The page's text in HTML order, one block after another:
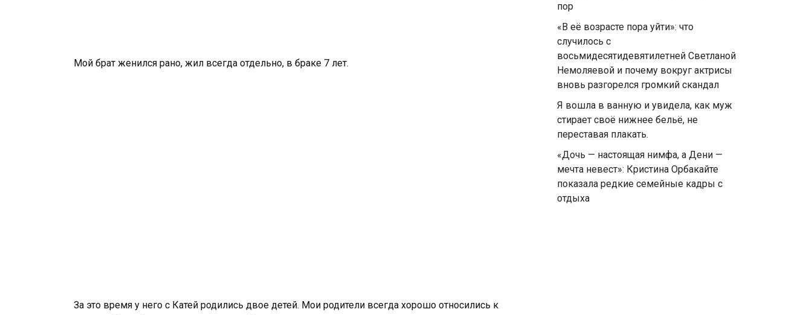
Мой брат женился рано, жил всегда отдельно, в браке 7 лет.
За это время у него с Катей родились двое детей. Мои родители всегда хорошо относились к
пор
«В её возрасте пора уйти»: что
случилось с
восьмидесятидевятилетней Светланой
Немоляевой и почему вокруг актрисы
вновь разгорелся громкий скандал
Я вошла в ванную и увидела, как муж
стирает своё нижнее бельё, не
переставая плакать.
«Дочь — настоящая нимфа, а Дени —
мечта невест»: Кристина Орбакайте
показала редкие семейные кадры с
отдыха